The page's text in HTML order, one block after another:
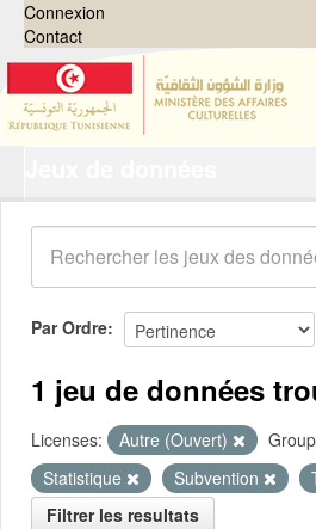
Connexion
Contact
Organisations
Groupes
Demandes 0
À propos
Par Ordre
1 jeu de données
Licenses: Autre (Ouvert)
Statistique
Subvention
Filtrer les resultats